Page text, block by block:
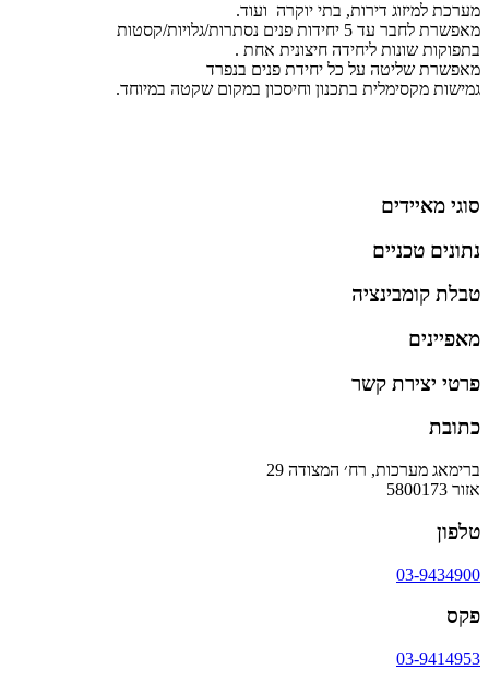
מערכת למיזוג דירות, בתי יוקרה ועוד.
מאפשרת לחבר עד 5 יחידות פנים נסתרות/גלויות/קסטות
בתפוקות שונות ליחידה חיצונית אחת .
מאפשרת שליטה על כל יחידת פנים בנפרד
גמישות מקסימלית בתכנון וחיסכון במקום שקטה במיוחד.
סוגי מאיידים
נתונים טכניים
טבלת קומבינציה
מאפיינים
פרטי יצירת קשר
כתובת
ברימאג מערכות, רח׳ המצודה 29
אזור 5800173
טלפון
03-9434900
פקס
03-9414953